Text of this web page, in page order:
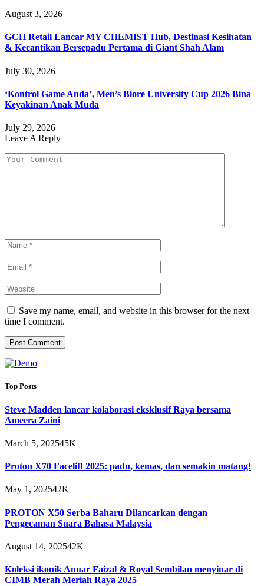
August 3, 2026
GCH Retail Lancar MY CHEMIST Hub, Destinasi Kesihatan
& Kecantikan Bersepadu Pertama di Giant Shah Alam
July 30, 2026
‘Kontrol Game Anda’, Men’s Biore University Cup 2026 Bina
Keyakinan Anak Muda
July 29, 2026
Leave A Reply
Save my name, email, and website in this browser for the next
time I comment.
Top Posts
Steve Madden lancar kolaborasi eksklusif Raya bersama
Ameera Zaini
March 5, 202545K
Proton X70 Facelift 2025: padu, kemas, dan semakin matang!
May 1, 202542K
PROTON X50 Serba Baharu Dilancarkan dengan
Pengecaman Suara Bahasa Malaysia
August 14, 202542K
Koleksi ikonik Anuar Faizal & Royal Sembilan menyinar di
CIMB Merah Meriah Raya 2025